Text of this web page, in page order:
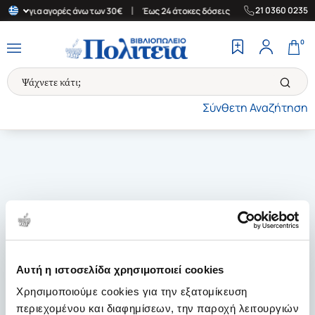
Αυτή η ιστοσελίδα χρησιμοποιεί cookies
Χρησιμοποιούμε cookies για την εξατομίκευση
περιεχομένου και διαφημίσεων, την παροχή λειτουργιών
για αγορές άνω των 30€ Έως 24 άτοκες δόσεις | Δωρεάν
21 0360 0235
Σύνθετη Αναζήτηση
0